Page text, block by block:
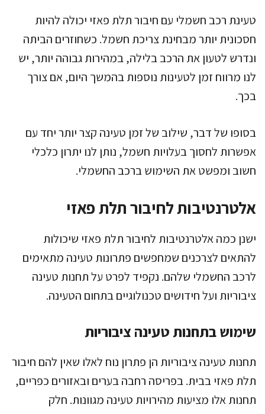
טעינת רכב חשמלי עם חיבור תלת פאזי יכולה להיות
חסכונית יותר מבחינת צריכת חשמל. כשחוזרים הביתה
ונדרש לטעון את הרכב בלילה, במהירות גבוהה יותר, יש
לנו מרווח זמן לטעינות נוספות בהמשך היום, אם צורך
בכך.
בסופו של דבר, שילוב של זמן טעינה קצר יותר יחד עם
אפשרות לחסוך בעלויות חשמל, נותן לנו יתרון כלכלי
חשוב ומפשט את השימוש ברכב החשמלי.
אלטרנטיבות לחיבור תלת פאזי
ישנן כמה אלטרנטיבות לחיבור תלת פאזי שיכולות
להתאים לצרכנים שמחפשים פתרונות טעינה מתאימים
לרכב החשמלי שלהם. נקפיד לפרט על תחנות טעינה
ציבוריות ועל חידושים טכנולוגיים בתחום הטעינה.
שימוש בתחנות טעינה ציבוריות
תחנות טעינה ציבוריות הן פתרון נוח לאלו שאין להם חיבור
תלת פאזי בבית. בפריסה רחבה בערים ובאזורים כפריים,
תחנות אלו מציעות מהירויות טעינה מגוונות. חלק